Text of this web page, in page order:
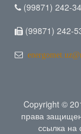
(99871) 242-
(99871) 242-
Copyright ©
права
ссылка на